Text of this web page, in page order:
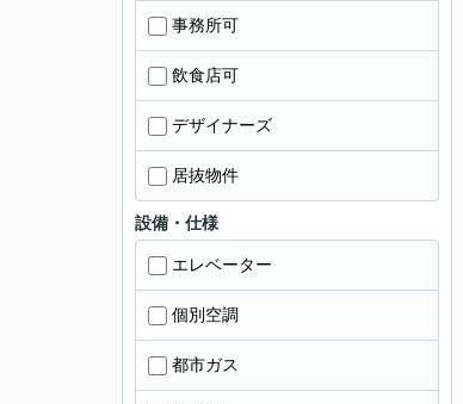
事務所可
飲食店可
デザイナーズ
居抜物件
設備・仕様
エレベーター
個別空調
都市ガス